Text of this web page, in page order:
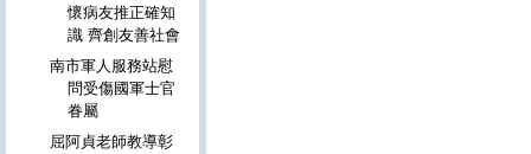
懷病友推正確知
識 齊創友善社會
南市軍人服務站慰
問受傷國軍士官
眷屬
屈阿貞老師教導彰